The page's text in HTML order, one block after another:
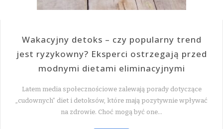
Wakacyjny detoks – czy popularny trend
jest ryzykowny? Eksperci ostrzegają przed
modnymi dietami eliminacyjnymi
Latem media społecznościowe zalewają porady dotyczące
„cudownych” diet i detoksów, które mają pozytywnie wpływać
na zdrowie. Choć mogą być one…